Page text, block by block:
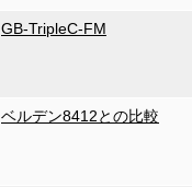
GB-TripleC-FM
ベルデン8412との比較